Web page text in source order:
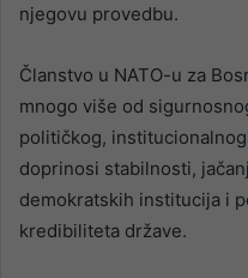
njegovu provedbu.
Članstvo u NATO-u za
mnogo više od
političkog,
doprinosi stabilnosti,
demokratskih institucija i
kredibiliteta države.